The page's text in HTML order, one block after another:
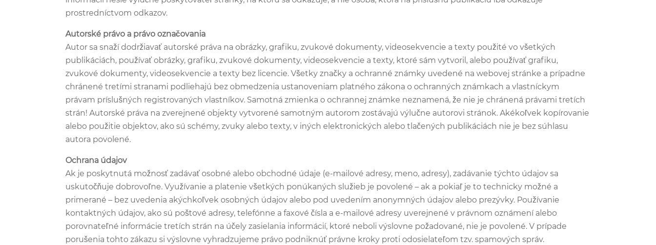
prostredníctvom odkazov.
Autorské právo a právo označovania
Autor sa snaží dodržiavať autorské práva na obrázky, grafiku, zvukové dokumenty, videosekvencie a texty použité vo všetkých
publikáciách, používať obrázky, grafiku, zvukové dokumenty, videosekvencie a texty, ktoré sám vytvoril, alebo používať grafiku,
zvukové dokumenty, videosekvencie a texty bez licencie. Všetky značky a ochranné známky uvedené na webovej stránke a prípadne
chránené tretími stranami podliehajú bez obmedzenia ustanoveniam platného zákona o ochranných známkach a vlastníckym
právam príslušných registrovaných vlastníkov. Samotná zmienka o ochrannej známke neznamená, že nie je chránená právami tretích
strán! Autorské práva na zverejnené objekty vytvorené samotným autorom zostávajú výlučne autorovi stránok. Akékoľvek kopírovanie
alebo použitie objektov, ako sú schémy, zvuky alebo texty, v iných elektronických alebo tlačených publikáciách nie je bez súhlasu
autora povolené.
Ochrana údajov
Ak je poskytnutá možnosť zadávať osobné alebo obchodné údaje (e-mailové adresy, meno, adresy), zadávanie týchto údajov sa
uskutočňuje dobrovoľne. Využívanie a platenie všetkých ponúkaných služieb je povolené – ak a pokiaľ je to technicky možné a
primerané – bez uvedenia akýchkoľvek osobných údajov alebo pod uvedením anonymných údajov alebo prezývky. Používanie
kontaktných údajov, ako sú poštové adresy, telefónne a faxové čísla a e-mailové adresy uverejnené v právnom oznámení alebo
porovnateľné informácie tretích strán na účely zasielania informácií, ktoré neboli výslovne požadované, nie je povolené. V prípade
porušenia tohto zákazu si výslovne vyhradzujeme právo podniknúť právne kroky proti odosielateľom tzv. spamových správ.